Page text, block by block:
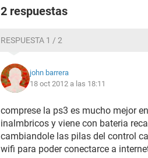
2 respuestas
RESPUESTA 1 / 2
john barrera
18 oct 2012 a las 18:11
comprese la ps3 es mucho mejor
inalmbricos y viene con bateria
cambiandole las pilas del control
wifi para poder conectarce a